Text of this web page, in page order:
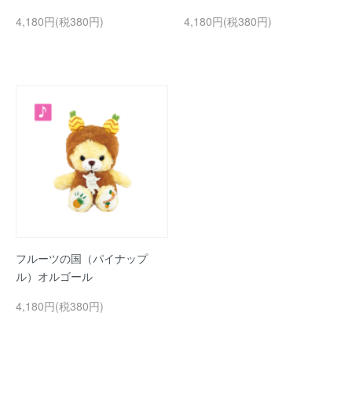
4,180円(税380円)
4,180円(税380円)
フルーツの国（パイナップ
ル）オルゴール
4,180円(税380円)